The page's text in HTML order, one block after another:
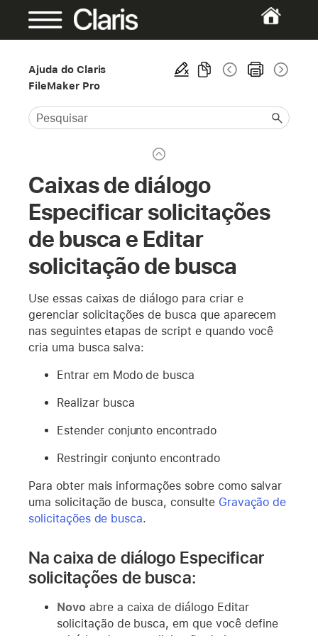
Ajuda do Claris
FileMaker Pro
Caixas de diálogo
Especificar solicitações
de busca e Editar
solicitação de busca
Use essas caixas de diálogo para criar e
gerenciar solicitações de busca que aparecem
nas seguintes etapas de script e quando você
cria uma busca salva:
Entrar em Modo de busca
Realizar busca
Estender conjunto encontrado
Restringir conjunto encontrado
Para obter mais informações sobre como salvar
uma solicitação de busca, consulte Gravação de
solicitações de busca.
Na caixa de diálogo Especificar
solicitações de busca:
Novoabre a caixa de diálogo Editar
solicitação de busca, em que você define